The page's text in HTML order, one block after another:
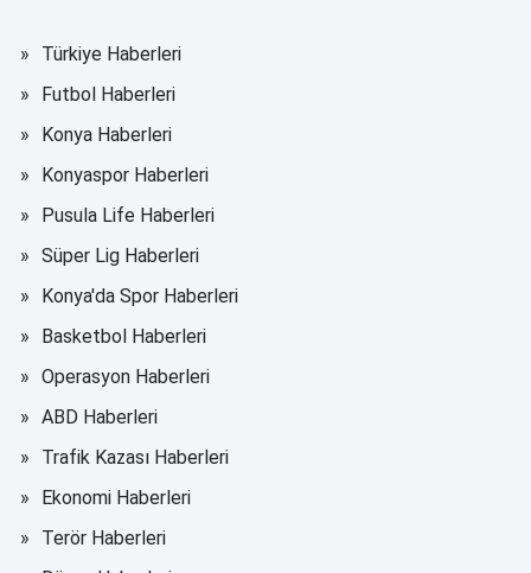
Türkiye Haberleri
Futbol Haberleri
Konya Haberleri
Konyaspor Haberleri
Pusula Life Haberleri
Süper Lig Haberleri
Konya'da Spor Haberleri
Basketbol Haberleri
Operasyon Haberleri
ABD Haberleri
Trafik Kazası Haberleri
Ekonomi Haberleri
Terör Haberleri